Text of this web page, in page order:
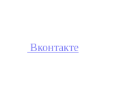
Вконтакте